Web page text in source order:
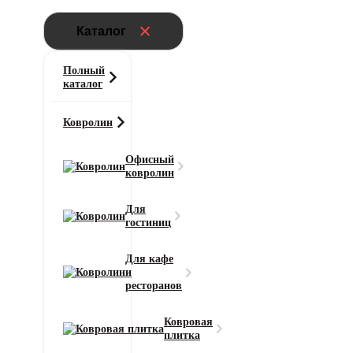
Каталог
Полный
каталог
Ковролин
Офисный
ковролин
Для
гостиниц
Для кафе
и
ресторанов
Ковровая
плитка
Ковролин
(Седуктион) 98